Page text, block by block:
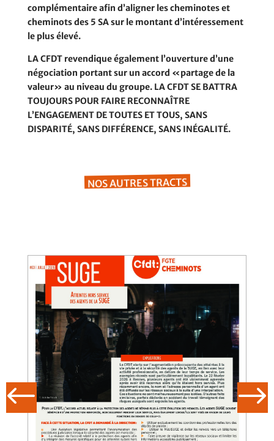
complémentaire afin d’aligner les cheminotes et
cheminots des 5 SA sur le montant d’intéressement
le plus élevé.
LA CFDT revendique également l’ouverture d’une
négociation portant sur un accord «partage de la
valeur» au niveau du groupe. LA CFDT SE BATTRA
TOUJOURS POUR FAIRE RECONNAÎTRE
L’ENGAGEMENT DE TOUTES ET TOUS, SANS
DISPARITÉ, SANS DIFFÉRENCE, SANS INÉGALITÉ.
NOS AUTRES TRACTS